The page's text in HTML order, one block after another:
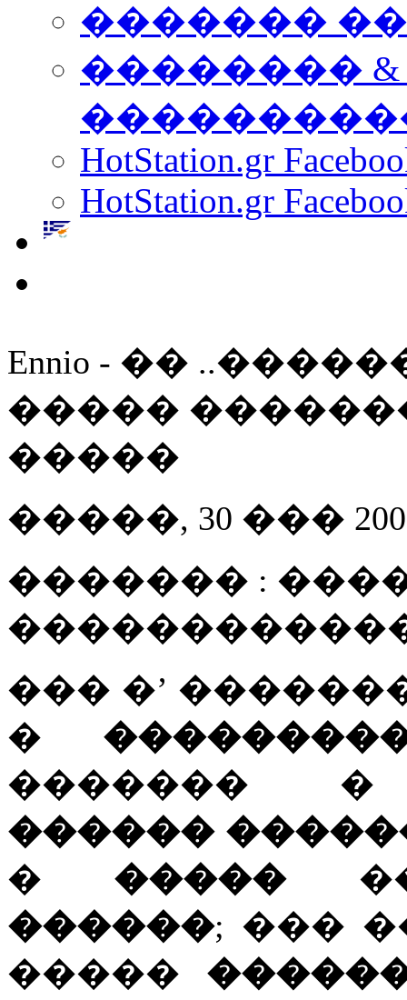
������� ���
��������
HotStation.gr
HotStation.gr
Ennio - ��
�����
�����
�����, 30 ��� 2008
������� :
��� �’
�
������� �
������
� �����
������; ���
�����